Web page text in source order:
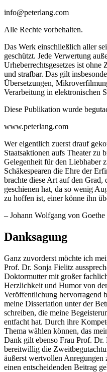
info@peterlang.com
Alle Rechte vorbehalten.
Das Werk einschließlich aller
geschützt. Jede Verwertung
Urheberrechtsgesetzes ist ohne
und strafbar. Das gilt
Übersetzungen,
Verarbeitung in elektronischen
Diese Publikation wurde
www.peterlang.com
Wer eigentlich zuerst drauf
Staatsaktionen aufs Theater zu
Gelegenheit für den Liebhaber
Schäkespearen die Ehre der
brachte diese Art auf den Grad,
geschienen hat, da so wenig
zu hoffen ist, einer könne ihn
– Johann Wolfgang von Goethe
Danksagung
Ganz zuvorderst möchte ich
Prof. Dr. Sonja Fielitz
Doktormutter mit großer
Herzlichkeit und Humor von
Veröffentlichung hervorragend
meine Dissertation unter der
schreiben, die meine
entfacht hat. Durch ihre
Thema wählen können, das
Dank gilt ebenso Frau Prof. Dr.
bereitwillig die
äußerst wertvollen Anregungen
einen entscheidenden Beitrag